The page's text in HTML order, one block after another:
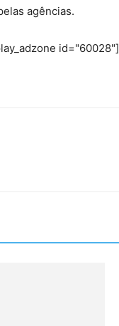
agências.
id="60028"]